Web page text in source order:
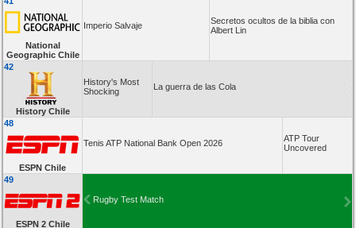
National
Geographic Chile
Imperio Salvaje
Secretos ocultos de la biblia con
Albert Lin
42
History Chile
History's Most
Shocking
La guerra de las Cola
48
ESPN Chile
Tenis ATP National Bank Open 2026
ATP Tour
Uncovered
49
ESPN 2 Chile
Rugby Test Match